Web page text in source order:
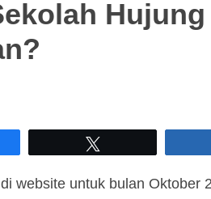
website untuk bulan Oktober